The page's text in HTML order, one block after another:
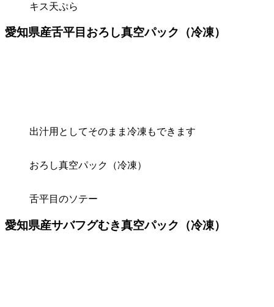
キス天ぷら
愛知県産舌平目おろし真空パック（冷凍）
出汁用としてそのまま冷凍もできます
おろし真空パック（冷凍）
舌平目のソテー
愛知県産サバフグむき真空パック（冷凍）